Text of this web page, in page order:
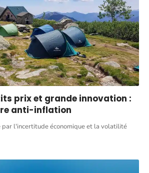
prix et grande innovation :
anti-inflation
par l'incertitude économique et la volatilité